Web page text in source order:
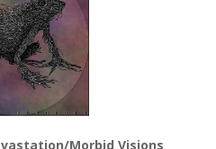
Morbid Visions